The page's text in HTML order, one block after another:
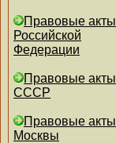
Правовые акты
Российской
Федерации
Правовые акты
СССР
Правовые акты
Москвы